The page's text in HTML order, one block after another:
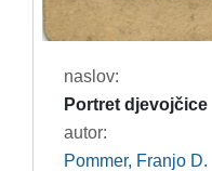
naslov:
Portret djevojčice
autor:
Pommer, Franjo D.